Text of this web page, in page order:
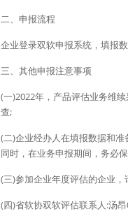
二、申报流程
企业登录双软申报系统，填报
三、其他申报注意事项
(一)2022年，产品评估业务维
查;
(二)企业经办人在填报数据和
同时，在业务申报期间，务必
(三)参加企业年度评估的企业，
(四)省软协双软评估联系人:汤昂